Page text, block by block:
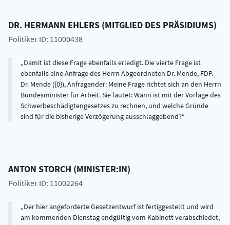
DR. HERMANN EHLERS (MITGLIED DES PRÄSIDIUMS)
Politiker ID: 11000438
Damit ist diese Frage ebenfalls erledigt. Die vierte Frage ist
ebenfalls eine Anfrage des Herrn Abgeordneten Dr. Mende, FDP.
Dr. Mende ({0}), Anfragender: Meine Frage richtet sich an den Herrn
Bundesminister für Arbeit. Sie lautet: Wann ist mit der Vorlage des
Schwerbeschädigtengesetzes zu rechnen, und welche Gründe
sind für die bisherige Verzögerung ausschlaggebend?
ANTON STORCH (MINISTER:IN)
Politiker ID: 11002264
Der hier angeforderte Gesetzentwurf ist fertiggestellt und wird
am kommenden Dienstag endgültig vom Kabinett verabschiedet,